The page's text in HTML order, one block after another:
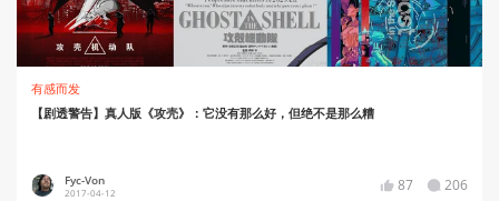
有感而发
【剧透警告】真人版《攻壳》：它没有那么好，但绝不是那么糟
Fyc-Von
2017-04-12 87 206